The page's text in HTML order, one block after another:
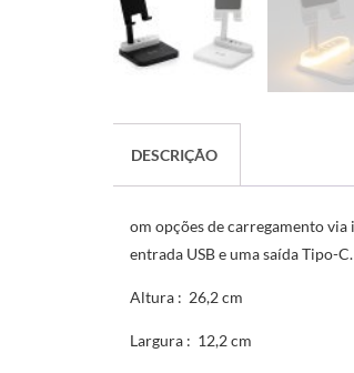
DESCRIÇÃO
om opções de carregamento via
entrada USB e uma saída Tipo-
Altura : 26,2 cm
Largura : 12,2 cm